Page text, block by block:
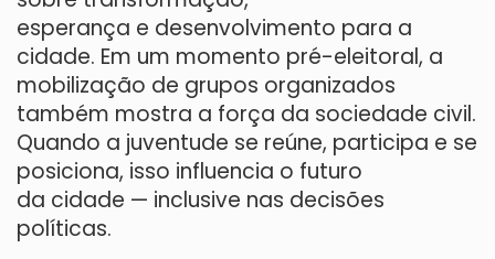
esperança e desenvolvimento para a
cidade. Em um momento pré-eleitoral, a
mobilização de grupos organizados
também mostra a força da sociedade civil.
Quando a juventude se reúne, participa e se
posiciona, isso influencia o futuro
da cidade — inclusive nas decisões
políticas.